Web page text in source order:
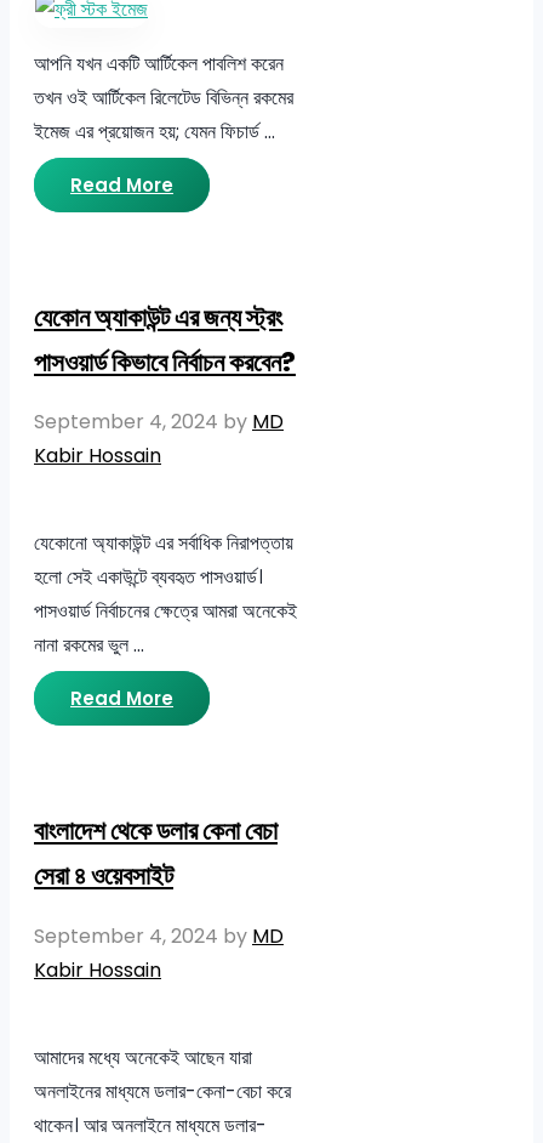
আপনি যখন একটি আর্টিকেল পাবলিশ করেন
তখন ওই আর্টিকেল রিলেটেড বিভিন্ন রকমের
ইমেজ এর প্রয়োজন হয়; যেমন ফিচার্ড …
Read More
যেকোন অ্যাকাউন্ট এর জন্য স্ট্রং
পাসওয়ার্ড কিভাবে নির্বাচন করবেন?
September 4, 2024 by MD
Kabir Hossain
যেকোনো অ্যাকাউন্ট এর সর্বাধিক নিরাপত্তায়
হলো সেই একাউন্টে ব্যবহৃত পাসওয়ার্ড।
পাসওয়ার্ড নির্বাচনের ক্ষেত্রে আমরা অনেকেই
নানা রকমের ভুল …
Read More
বাংলাদেশ থেকে ডলার কেনা বেচা
সেরা ৪ ওয়েবসাইট
September 4, 2024 by MD
Kabir Hossain
আমাদের মধ্যে অনেকেই আছেন যারা
অনলাইনের মাধ্যমে ডলার-কেনা-বেচা করে
থাকেন। আর অনলাইনে মাধ্যমে ডলার-